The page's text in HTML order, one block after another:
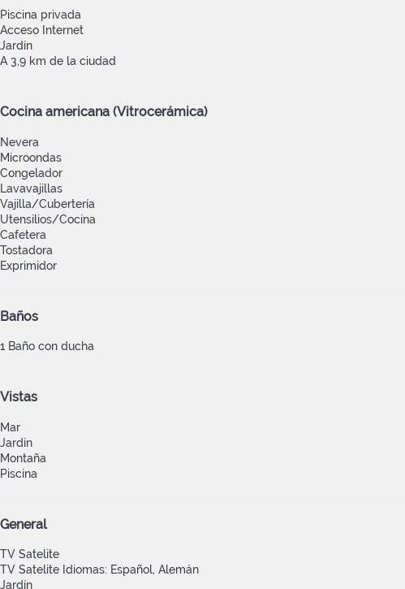
Piscina privada
Acceso Internet
Jardín
A 3,9 km de la ciudad
Cocina americana (Vitrocerámica)
Nevera
Microondas
Congelador
Lavavajillas
Vajilla/Cubertería
Utensilios/Cocina
Cafetera
Tostadora
Exprimidor
Baños
1 Baño con ducha
Vistas
Mar
Jardín
Montaña
Piscina
General
TV Satelite
TV Satelite Idiomas: Español, Alemán
Jardín